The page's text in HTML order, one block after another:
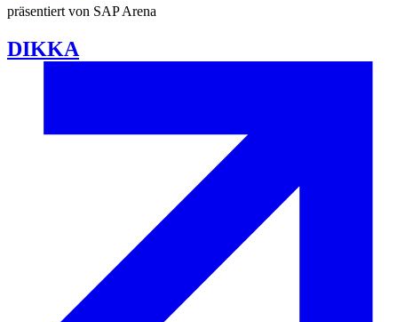
präsentiert von SAP Arena
DIKKA